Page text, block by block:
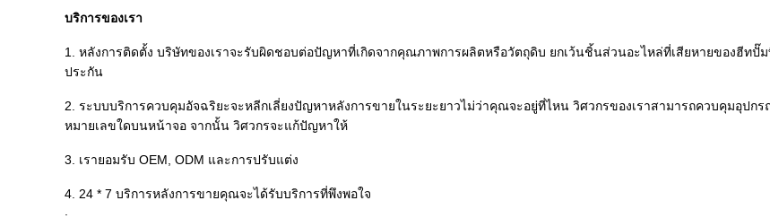
บริการของเรา
1. หลังการติดตั้ง บริษัทของเราจะรับผิดชอบต่อปัญหาที่เกิดจากคุณภาพการผลิตหรือวัตถุดิบ ยกเว้นชิ้นส่วนอะไหล่ที่เสียหายของฮีทปั๊
ประกัน
2. ระบบบริการควบคุมอัจฉริยะจะหลีกเลี่ยงปัญหาหลังการขายในระยะยาวไม่ว่าคุณจะอยู่ที่ไหน วิศวกรของเราสามารถควบคุมอุป
หมายเลขใดบนหน้าจอ จากนั้น วิศวกรจะแก้ปัญหาให้
3. เรายอมรับ OEM, ODM และการปรับแต่ง
4. 24 * 7 บริการหลังการขายคุณจะได้รับบริการที่พึงพอใจ